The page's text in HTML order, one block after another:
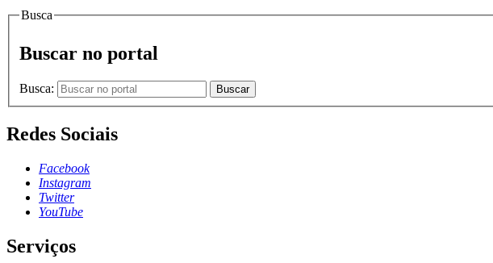
Busca
Buscar no portal
Busca: Buscar
Redes Sociais
Facebook
Instagram
Twitter
YouTube
Serviços